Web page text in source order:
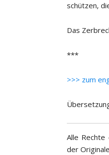
schützen,
Das
***
>>> zum
Alle
der